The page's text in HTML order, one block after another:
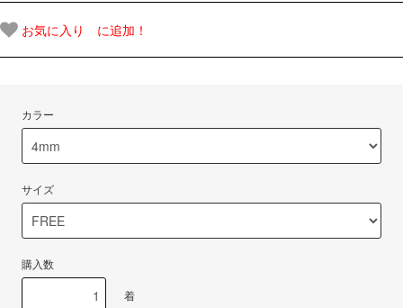
お気に入り に追加！
カラー
サイズ
購入数
着